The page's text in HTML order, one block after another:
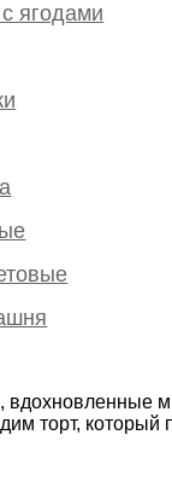
ягодами
вдохновленные
торт, который